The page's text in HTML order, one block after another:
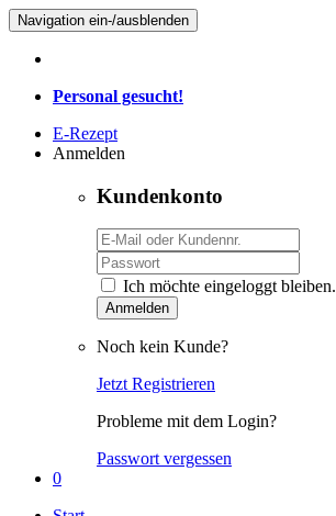
Navigation ein-/ausblenden
Personal gesucht!
E-Rezept
Anmelden
Kundenkonto
Ich möchte eingeloggt bleiben.
Anmelden
Noch kein Kunde?
Jetzt Registrieren
Probleme mit dem Login?
Passwort vergessen
0